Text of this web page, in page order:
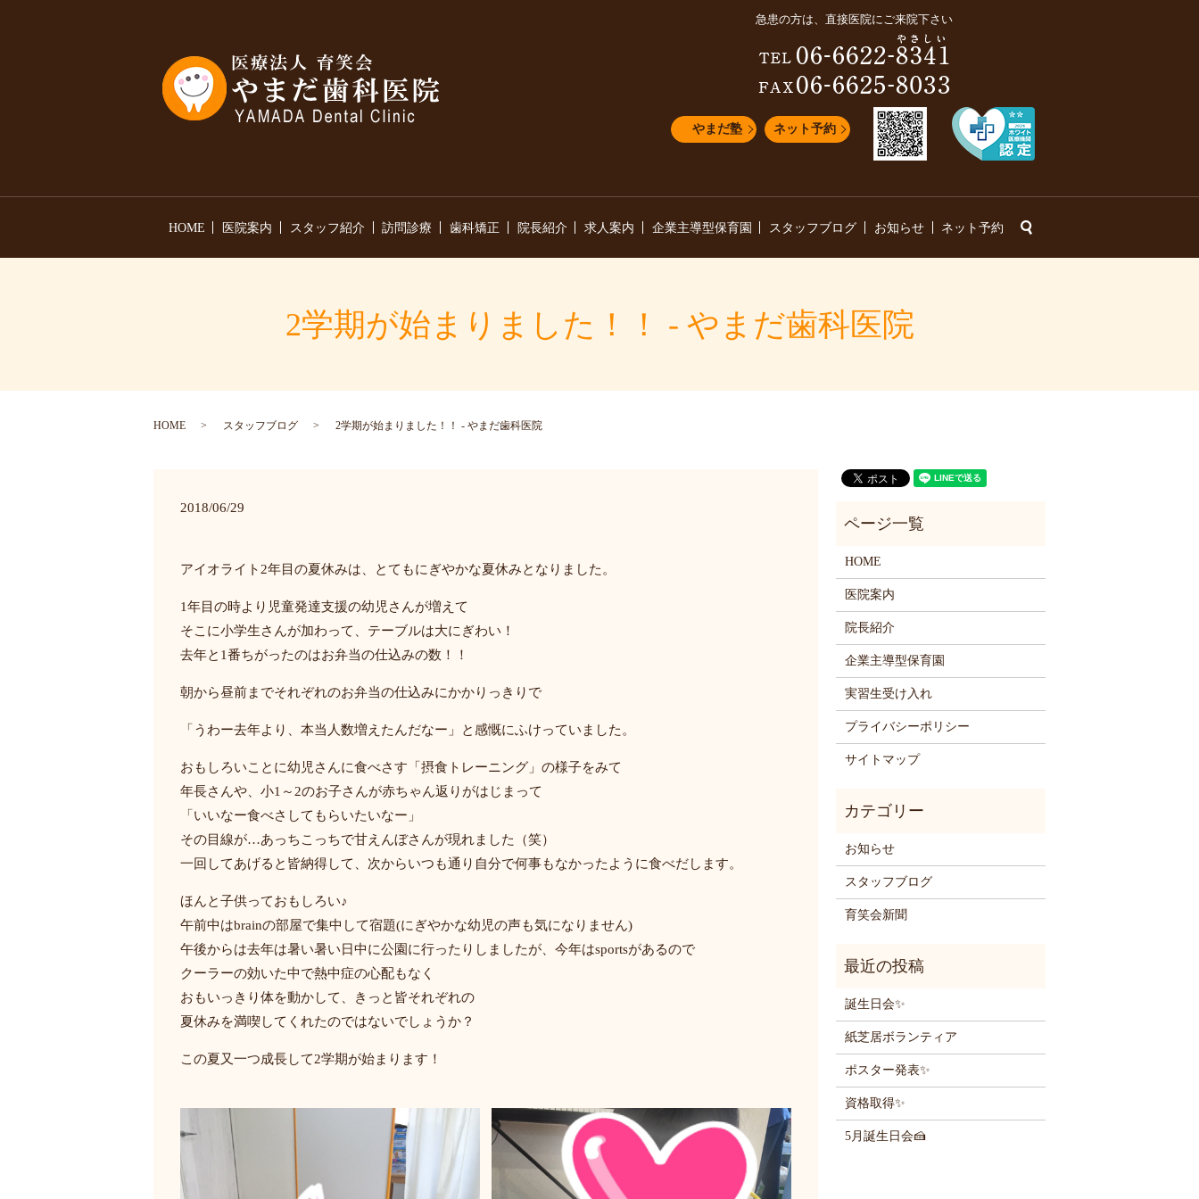
急患の方は、直接医院にご来院下さい
やまだ塾 ネット予約
HOME 医院案内 スタッフ紹介 訪問診療 歯科矯正 院長紹介 求人案内 企業主導型保育園 スタッフブログ お知らせ ネット予約
2学期が始まりました！！ - やまだ歯科医院
HOME スタッフブログ 2学期が始まりました！！ - やまだ歯科医院
2018/06/29
アイオライト2年目の夏休みは、とてもにぎやかな夏休みとなりました。
1年目の時より児童発達支援の幼児さんが増えて
そこに小学生さんが加わって、テーブルは大にぎわい！
去年と1番ちがったのはお弁当の仕込みの数！！
朝から昼前までそれぞれのお弁当の仕込みにかかりっきりで
「うわー去年より、本当人数増えたんだなー」と感慨にふけっていました。
おもしろいことに幼児さんに食べさす「摂食トレーニング」の様子をみて
年長さんや、小1～2のお子さんが赤ちゃん返りがはじまって
「いいなー食べさしてもらいたいなー」
その目線が…あっちこっちで甘えんぼさんが現れました（笑）
一回してあげると皆納得して、次からいつも通り自分で何事もなかったように食べだします。
ほんと子供っておもしろい♪
午前中はbrainの部屋で集中して宿題(にぎやかな幼児の声も気になりません)
午後からは去年は暑い暑い日中に公園に行ったりしましたが、今年はsportsがあるので
クーラーの効いた中で熱中症の心配もなく
おもいっきり体を動かして、きっと皆それぞれの
夏休みを満喫してくれたのではないでしょうか？
この夏又一つ成長して2学期が始まります！
HOME
医院案内
院長紹介
企業主導型保育園
実習生受け入れ
プライバシーポリシー
サイトマップ
お知らせ
スタッフブログ
育笑会新聞
誕生日会✨
紙芝居ボランティア
ポスター発表✨
資格取得✨
5月誕生日会🍰